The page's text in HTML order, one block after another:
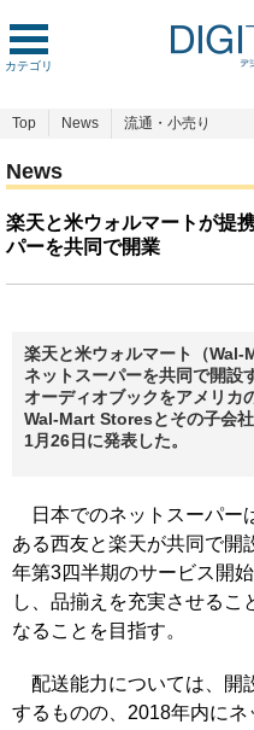
カテゴリ
Top News 流通・小売り
News
楽天と米ウォルマートが提
パーを共同で開業
楽天と米ウォルマート（
ネットスーパーを共同で開設
オーディオブックをアメリカ
Wal-Mart Storesとその子会
1月26日に発表した。
日本でのネットスーパー
ある西友と楽天が共同で開
年第3四半期のサービス開
し、品揃えを充実させるこ
なることを目指す。
配送能力については、開
するものの、2018年内に